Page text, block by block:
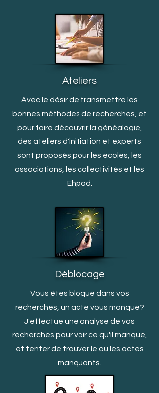
Ateliers
Avec le désir de transmettre les
bonnes méthodes de recherches, et
pour faire découvrir la généalogie,
des ateliers d'initiation et experts
sont proposés pour les écoles, les
associations, les collectivités et les
Ehpad.
Déblocage
Vous êtes bloqué dans vos
recherches, un acte vous manque?
J'effectue une analyse de vos
recherches pour voir ce qu'il manque,
et tenter de trouver le ou les actes
manquants.